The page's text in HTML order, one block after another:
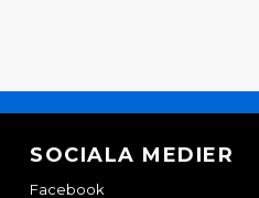
SOCIALA MEDIER
Facebook